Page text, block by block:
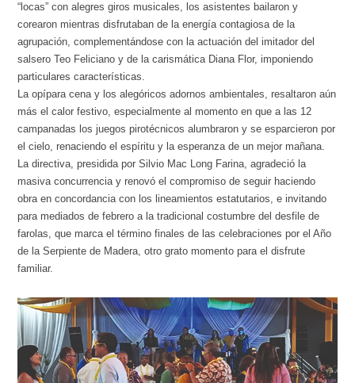
“locas” con alegres giros musicales, los asistentes bailaron y
corearon mientras disfrutaban de la energía contagiosa de la
agrupación, complementándose con la actuación del imitador del
salsero Teo Feliciano y de la carismática Diana Flor, imponiendo
particulares características.
La opípara cena y los alegóricos adornos ambientales, resaltaron aún
más el calor festivo, especialmente al momento en que a las 12
campanadas los juegos pirotécnicos alumbraron y se esparcieron por
el cielo, renaciendo el espíritu y la esperanza de un mejor mañana.
La directiva, presidida por Silvio Mac Long Farina, agradeció la
masiva concurrencia y renovó el compromiso de seguir haciendo
obra en concordancia con los lineamientos estatutarios, e invitando
para mediados de febrero a la tradicional costumbre del desfile de
farolas, que marca el término finales de las celebraciones por el Año
de la Serpiente de Madera, otro grato momento para el disfrute
familiar.